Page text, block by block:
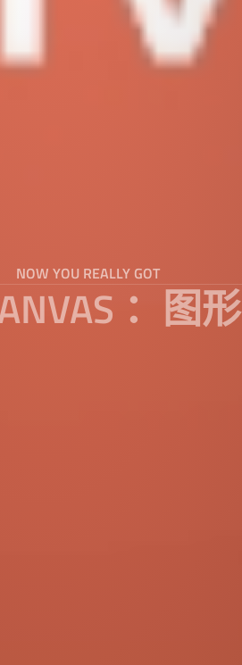
NOW YOU REALLY GOT
：图形